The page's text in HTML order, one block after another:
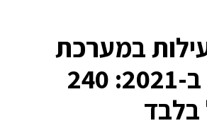
במערכת
הבנקאית ב-2021: 240